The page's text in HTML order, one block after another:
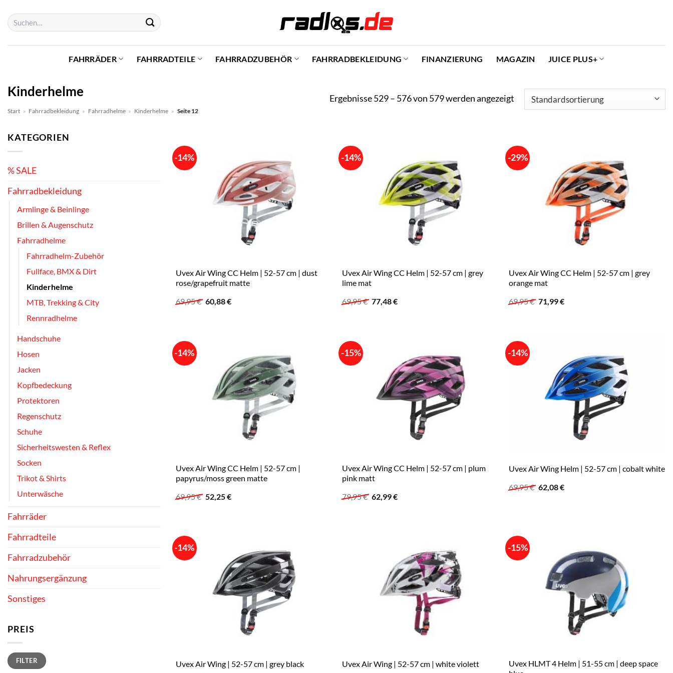
Inhalt
springen
Suchen
nach:
FAHRRÄDER FAHRRADTEILE FAHRRADZUBEHÖR FAHRRADBEKLEIDUNG FINANZIERUNG MAGAZIN JUICE PLUS+
Kinderhelme
Start » Fahrradbekleidung » Fahrradhelme » Kinderhelme » Seite 12
Ergebnisse 529 – 576 von 579 werden angezeigt
KATEGORIEN
% SALE
Fahrradbekleidung
Armlinge & Beinlinge
Brillen & Augenschutz
Fahrradhelme
Fahrradhelm-Zubehör
Fullface, BMX & Dirt
Kinderhelme
MTB, Trekking & City
Rennradhelme
Handschuhe
Hosen
Jacken
Kopfbedeckung
Protektoren
Regenschutz
Schuhe
Sicherheitswesten & Reflex
Socken
Trikot & Shirts
Unterwäsche
Fahrräder
Fahrradteile
Fahrradzubehör
Nahrungsergänzung
Sonstiges
PREIS
Min.
Preis
Max.
PreisFILTER
-14%
Uvex Air Wing CC Helm | 52-57 cm | dust
rose/grapefruit matte
69,95€ Ursprünglicher
Preis
60,88€Aktueller
-14%
Uvex Air Wing CC Helm | 52-57 cm | grey
lime mat
69,95€ Ursprünglicher
Preis
77,48€Aktueller
-29%
Uvex Air Wing CC Helm | 52-57 cm | grey
orange mat
69,95€ Ursprünglicher
Preis
71,99€Aktueller
-14%
Uvex Air Wing CC Helm | 52-57 cm |
papyrus/moss green matte
69,95€ Ursprünglicher
Preis
52,25€Aktueller
-15%
Uvex Air Wing CC Helm | 52-57 cm | plum
pink matt
79,95€ Ursprünglicher
Preis
62,99€Aktueller
-14%
Uvex Air Wing Helm | 52-57 cm | cobalt white
69,95€ Ursprünglicher
Preis
62,08€Aktueller
-14%
Uvex Air Wing | 52-57 cm | grey black
Uvex Air Wing | 52-57 cm | white violett
-15%
Uvex HLMT 4 Helm | 51-55 cm | deep space